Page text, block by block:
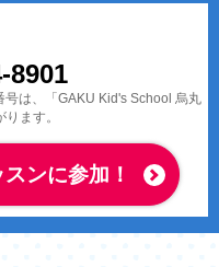
8901
は、「GAKU Kid's School 烏丸
ます。
ンに参加！